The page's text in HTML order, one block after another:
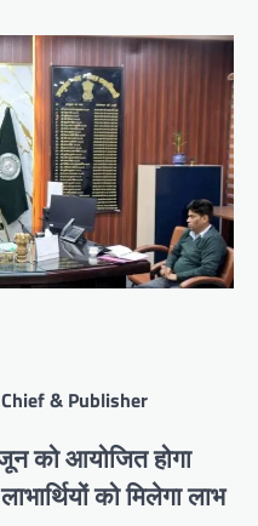
& Publisher
को आयोजित होगा
को मिलेगा लाभ